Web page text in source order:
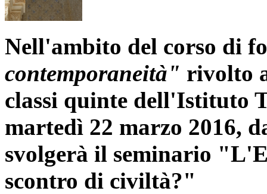
Nell'ambito del corso di
contemporaneità" rivolto
classi quinte dell'Istituto
martedì 22 marzo 2016,
svolgerà il seminario
scontro di civiltà?"